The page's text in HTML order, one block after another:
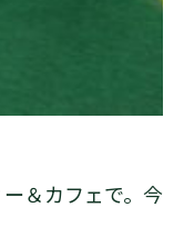
＆カフェで。今